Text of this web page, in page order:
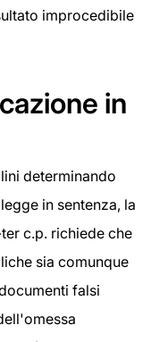
improcedibile
in
determinando
in sentenza, la
c.p. richiede che
sia comunque
falsi